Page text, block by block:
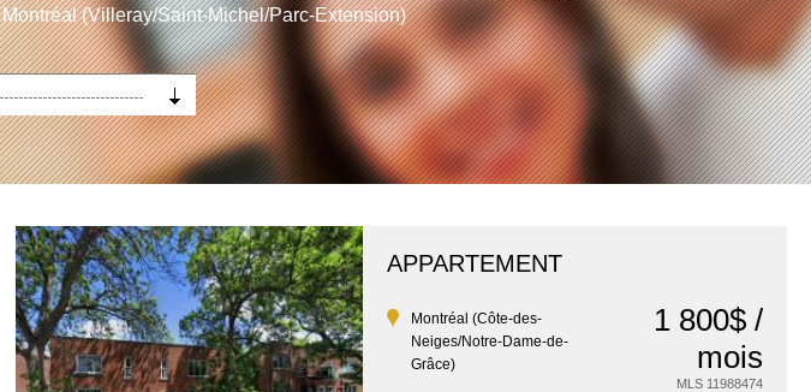
Montréal (Villeray/Saint-Michel/Parc-Extension)
APPARTEMENT
Montréal (Côte-des-
Neiges/Notre-Dame-de-
Grâce)
1 800$ /
mois
MLS 11988474